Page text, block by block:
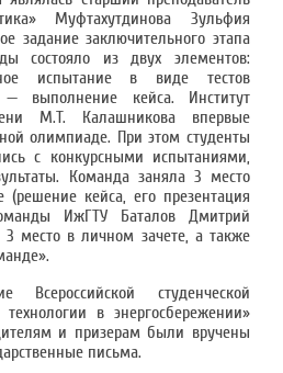
Муфтахутдинова Зульфия
задание заключительного этапа
состояло из двух элементов:
испытание в виде тестов
— выполнение кейса. Институт
М.Т. Калашникова впервые
олимпиаде. При этом студенты
с конкурсными испытаниями,
Команда заняла 3 место
(решение кейса, его презентация
ИжГТУ Баталов Дмитрий
место в личном зачете, а также
Всероссийской студенческой
в энергосбережении»
и призерам были вручены
письма.